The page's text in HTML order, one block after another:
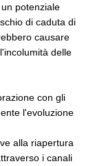
potenziale
di caduta di
causare
delle
con gli
l'evoluzione
alla riapertura
i canali